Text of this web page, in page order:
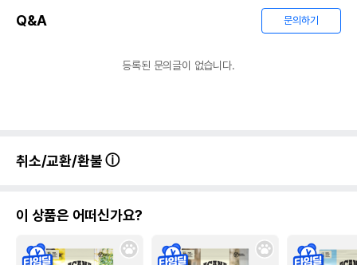
Q&A 문의하기
등록된 문의글이 없습니다.
취소/교환/환불
이 상품은 어떠신가요?